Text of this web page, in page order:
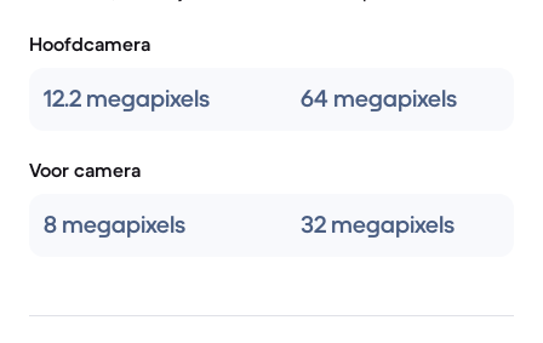
Hoofdcamera
12.2 megapixels 64 megapixels
Voor camera
8 megapixels 32 megapixels